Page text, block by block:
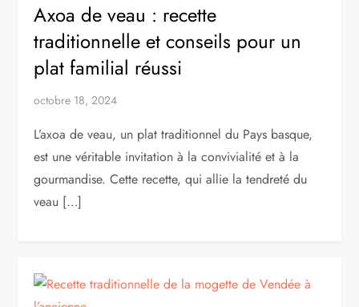
Axoa de veau : recette
traditionnelle et conseils pour un
plat familial réussi
octobre 18, 2024
L’axoa de veau, un plat traditionnel du Pays basque,
est une véritable invitation à la convivialité et à la
gourmandise. Cette recette, qui allie la tendreté du
veau […]